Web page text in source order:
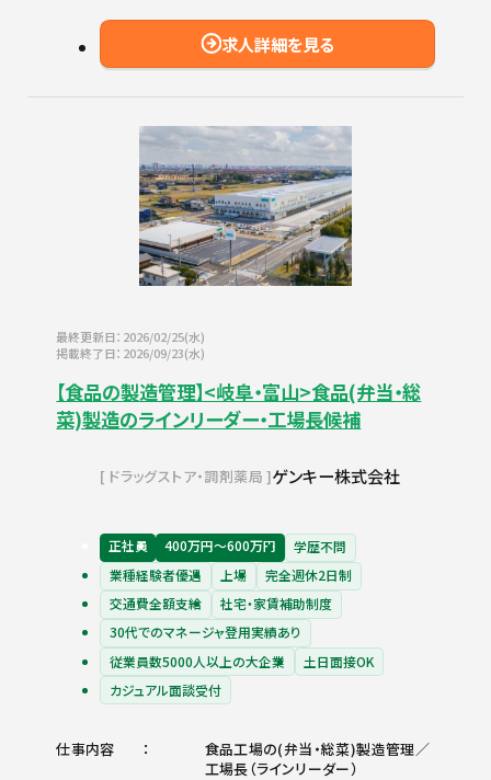
求人詳細を見る
最終更新日：2026/02/25(水)
掲載終了日：2026/09/23(水)
【食品の製造管理】<岐阜・富山>食品(弁当・総
菜)製造のラインリーダー・工場長候補
ドラッグストア・調剤薬局 ゲンキー株式会社
正社員 400万円〜600万円
学歴不問
業種経験者優遇
上場
完全週休2日制
交通費全額支給
社宅・家賃補助制度
30代でのマネージャ登用実績あり
従業員数5000人以上の大企業
土日面接OK
カジュアル面談受付
仕事内容
食品工場の(弁当・総菜)製造管理／
工場長（ラインリーダー）